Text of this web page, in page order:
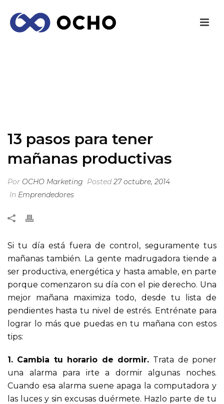
13 pasos para tener
mañanas productivas
Por OCHO Marketing Posted27 octubre, 2014
In Emprendedores
Si tu día está fuera de control, seguramente tus
mañanas también. La gente madrugadora tiende a
ser productiva, energética y hasta amable, en parte
porque comenzaron su día con el pie derecho. Una
mejor mañana maximiza todo, desde tu lista de
pendientes hasta tu nivel de estrés. Entrénate para
lograr lo más que puedas en tu mañana con estos
tips:
1. Cambia tu horario de dormir. Trata de poner
una alarma para irte a dormir algunas noches.
Cuando esa alarma suene apaga la computadora y
las luces y sin excusas duérmete. Hazlo parte de tu